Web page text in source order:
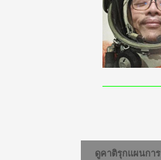
ดูคาติรุกแผนกา